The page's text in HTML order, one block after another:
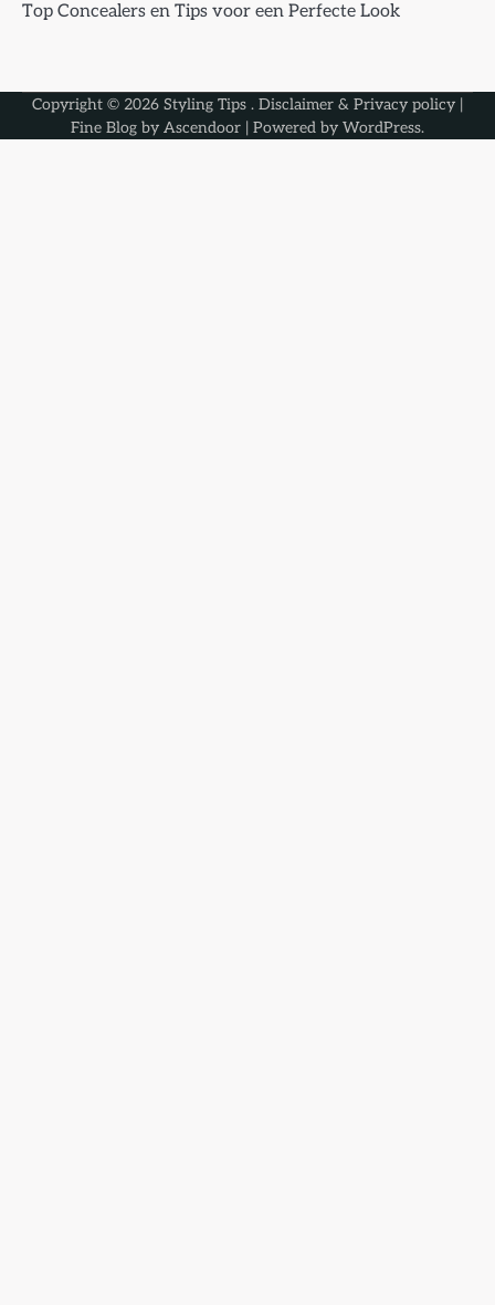
Top Concealers en Tips voor een Perfecte Look
Copyright © 2026 Styling Tips . Disclaimer & Privacy policy |
Fine Blog by Ascendoor | Powered by WordPress.